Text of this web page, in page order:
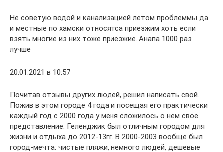
Не советую водой и канализацией летом проблеммы да
и местные по хамски относятса приезжим хоть если
взять многие из них тоже приезжие..Анапа 1000 раз
лучше
20.01.2021 в 10:57
Почитав отзывы других людей, решил написать свой.
Пожив в этом городе 4 года и посещая его практически
каждый год с 2000 года у меня сложилось о нем свое
представление. Геленджик был отличным городом для
жизни и отдыха до 2012-13гг. В 2000-2003 вообще был
город-мечта: чистые пляжи, немного людей, дешевые